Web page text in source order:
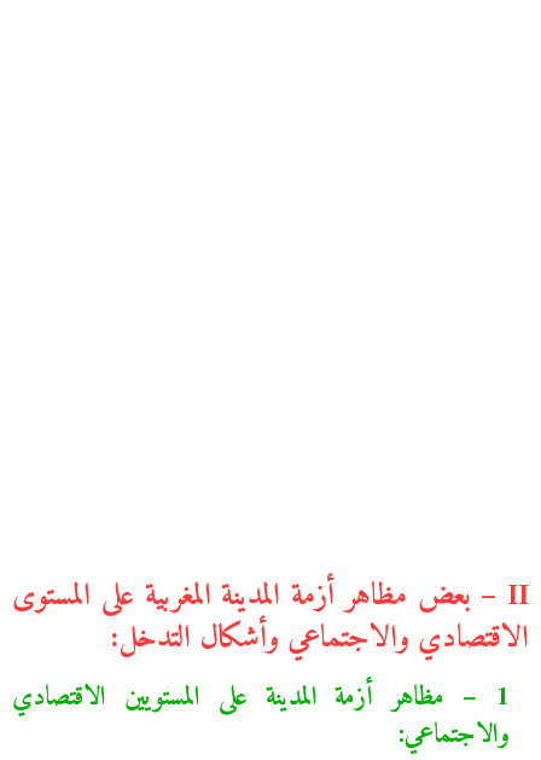
II – بعض مظاهر أزمة المدينة المغربية على المستوى
الاقتصادي والاجتماعي وأشكال التدخل:
1 – مظاهر أزمة المدينة على المستويين الاقتصادي
والاجتماعي: